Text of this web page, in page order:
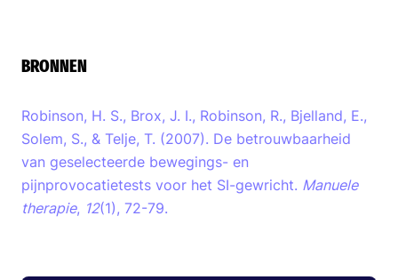
BRONNEN
Robinson, H. S., Brox, J. I., Robinson, R., Bjelland, E.,
Solem, S., & Telje, T. (2007). De betrouwbaarheid
van geselecteerde bewegings- en
pijnprovocatietests voor het SI-gewricht. Manuele
therapie, 12(1), 72-79.